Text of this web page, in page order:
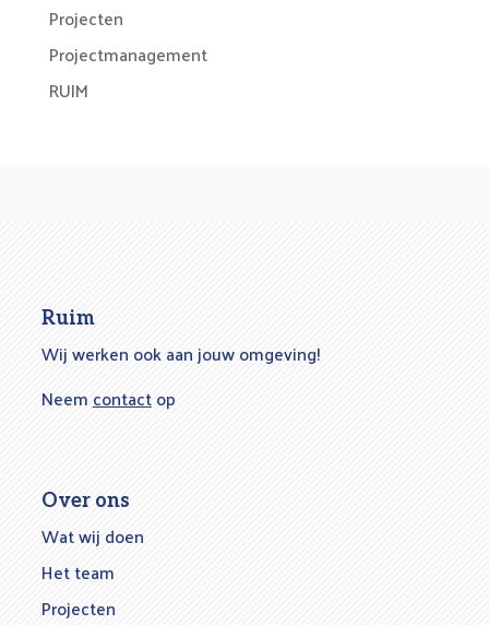
Projecten
Projectmanagement
RUIM
Ruim
Wij werken ook aan jouw omgeving!
Neemcontactop
Over ons
Wat wij doen
Het team
Projecten